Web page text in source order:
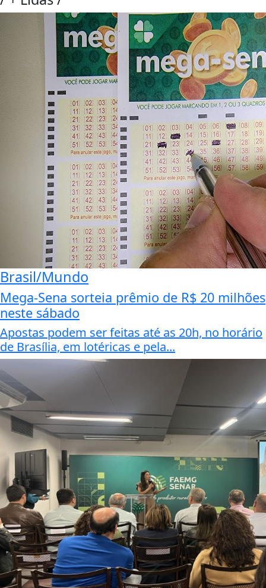
Brasil/Mundo
Mega-Sena sorteia prêmio de R$ 20 milhões
neste sábado
Apostas podem ser feitas até as 20h, no horário
de Brasília, em lotéricas e pela...